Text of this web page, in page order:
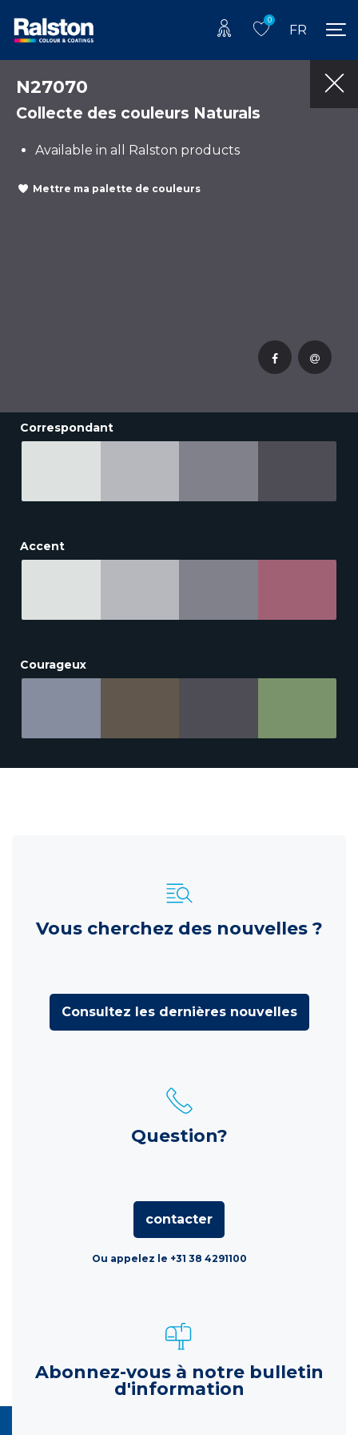
0
FR
N27070
Collecte des couleurs Naturals
Available in all Ralston products
Mettre ma palette de couleurs
Correspondant
Accent
Courageux
Vous cherchez des nouvelles ?
Consultez les dernières nouvelles
Question?
contacter
Ou appelez le +31 38 4291100
Abonnez-vous à notre bulletin
d'information